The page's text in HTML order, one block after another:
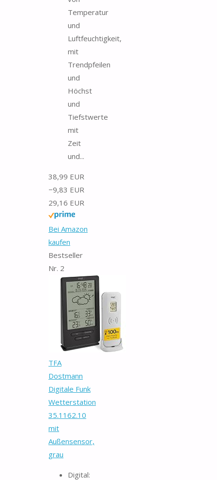
Temperatur
und
Luftfeuchtigkeit,
mit
Trendpfeilen
und
Höchst
und
Tiefstwerte
mit
Zeit
und...
38,99 EUR
−9,83 EUR
29,16 EUR
Bei Amazon
kaufen
Bestseller
Nr. 2
TFA
Dostmann
Digitale Funk
Wetterstation
35.1162.10
mit
Außensensor,
grau
Digital: